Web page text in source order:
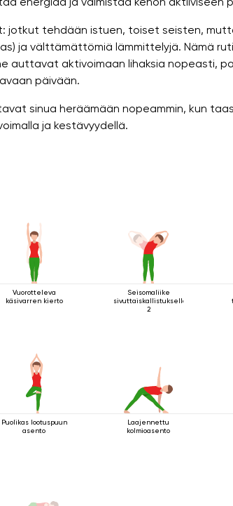
jotkut tehdään istuen, toiset seisten,
ja välttämättömiä lämmittelyjä. Nämä
auttavat aktivoimaan lihaksia nopeasti,
päivään.
sinua heräämään nopeammin, kun
ja kestävyydellä.
Vuorotteleva
käsivarren kierto
Seisomaliike
sivuttaiskallistuksella
2
Puolikas lootuspuun
asento
Laajennettu
kolmioasento